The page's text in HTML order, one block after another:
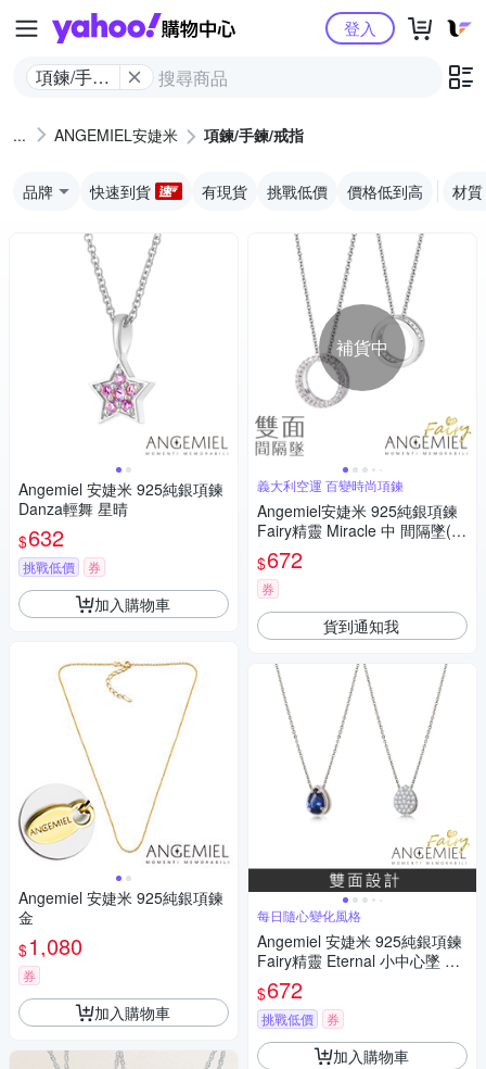
Yahoo購物中心
項鍊/手鍊/
登入
ANGEMIEL安婕米 項鍊/手鍊/戒指
品牌 快速到貨 有現貨 挑戰低價 價格低到高 材質
Angemiel 安婕米 925純銀項鍊
Danza輕舞 星晴
$632
挑戰低價 券
加入購物車
Angemiel 安婕米 925純銀項鍊
金
$1,080
券
加入購物車
補貨中
義大利空運 百變時尚項鍊
Angemiel安婕米 925純銀項鍊
Fairy精靈 Miracle 中 間隔墜(白
鑽.銀)
$672
券
貨到通知我
每日隨心變化風格
Angemiel 安婕米 925純銀項鍊
Fairy精靈 Eternal 小中心墜 藍
鑽滿鑽
$672
挑戰低價 券
加入購物車